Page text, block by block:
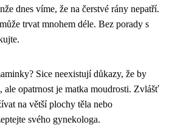
dnes víme, že na čerstvé rány nepatří.
trvat mnohem déle. Bez porady s
Sice neexistují důkazy, že by
opatrnost je matka moudrosti. Zvlášť
na větší plochy těla nebo
svého gynekologa.